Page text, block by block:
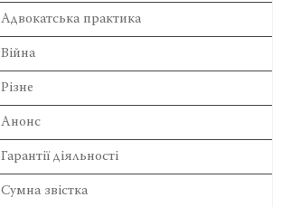
Адвокатська практика
Війна
Різне
Анонс
Гарантії діяльності
Сумна звістка